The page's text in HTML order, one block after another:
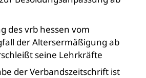
des vrb hessen vom
der Altersermäßigung ab
seine Lehrkräfte
der Verbandszeitschrift ist